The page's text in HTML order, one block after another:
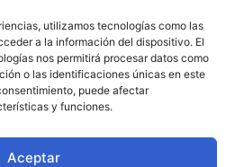
utilizamos tecnologías como las
a la información del dispositivo. El
nos permitirá procesar datos como
o las identificaciones únicas en este
puede afectar
y funciones.
Aceptar